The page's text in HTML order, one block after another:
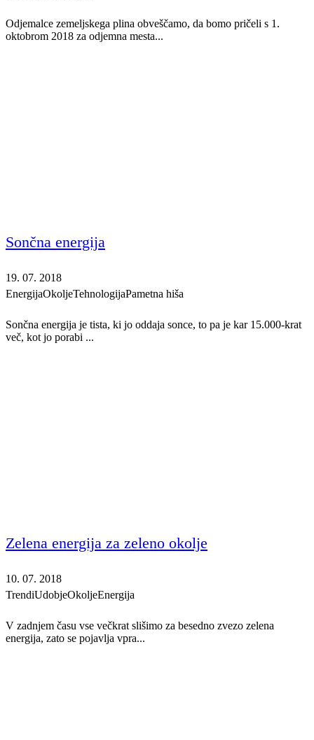
Odjemalce zemeljskega plina obveščamo, da bomo pričeli s 1.
oktobrom 2018 za odjemna mesta...
Sončna energija
19. 07. 2018
EnergijaOkoljeTehnologijaPametna hiša
Sončna energija je tista, ki jo oddaja sonce, to pa je kar 15.000-krat
več, kot jo porabi ...
Zelena energija za zeleno okolje
10. 07. 2018
TrendiUdobjeOkoljeEnergija
V zadnjem času vse večkrat slišimo za besedno zvezo zelena
energija, zato se pojavlja vpra...